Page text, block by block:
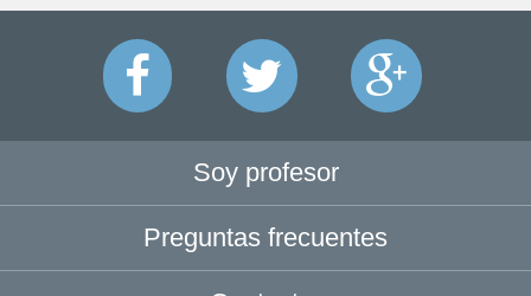
Soy profesor
Preguntas frecuentes